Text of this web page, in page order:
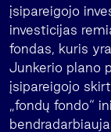
įsipareigojo
investicijas
fondas, kuris
Junkerio plano
įsipareigojo
„fondų fondo“